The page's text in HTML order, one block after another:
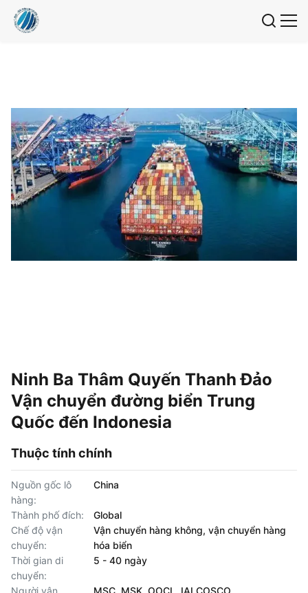
Ninh Ba Thâm Quyến Thanh Đảo
Vận chuyển đường biển Trung
Quốc đến Indonesia
Thuộc tính chính
Nguồn gốc lô
hàng:
China
Thành phố đích:
Global
Chế độ vận
chuyển:
Vận chuyển hàng không, vận chuyển hàng
hóa biển
Thời gian di
chuyển:
5 - 40 ngày
Người vận
MSC, MSK, OOCL, IALCOSCO